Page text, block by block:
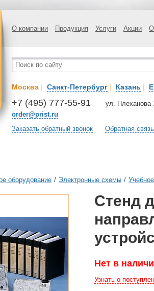
О компании Продукция Услуги Акции
Москва | Санкт-Петербург | Казань |
+7 (495) 777-55-91
order@prist.ru
ул. Плеханова
Заказать обратный звонок Обратная связь
оборудование / Электронные схемы /
Стенд
Нет в
Узнать о